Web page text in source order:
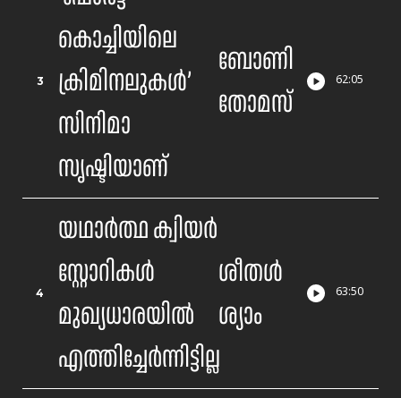
3
കൊച്ചിയിലെ
ക്രിമിനലുകൾ’
സിനിമാ
സൃഷ്ടിയാണ്
ബോണി
തോമസ്
62:05
4
യഥാർത്ഥ ക്വിയർ
സ്റ്റോറികൾ
മുഖ്യധാരയിൽ
എത്തിച്ചേർന്നിട്ടില്ല
ശീതൾ
ശ്യാം
63:50